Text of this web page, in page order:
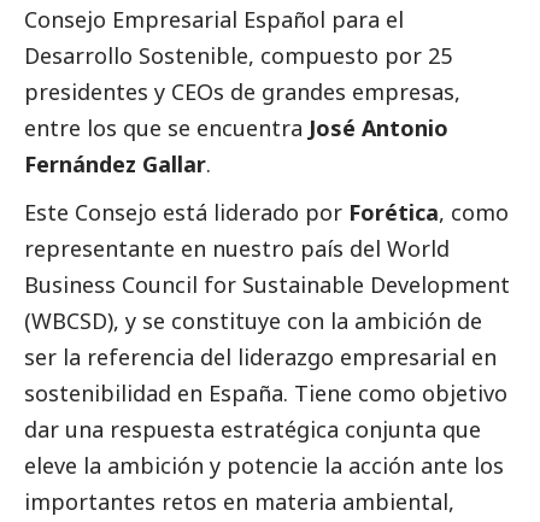
Consejo Empresarial Español para el
Desarrollo Sostenible, compuesto por 25
presidentes y CEOs de grandes empresas,
entre los que se encuentra José Antonio
Fernández Gallar.
Este Consejo está liderado por Forética, como
representante en nuestro país del World
Business Council for Sustainable Development
(WBCSD), y se constituye con la ambición de
ser la referencia del liderazgo empresarial en
sostenibilidad en España. Tiene como objetivo
dar una respuesta estratégica conjunta que
eleve la ambición y potencie la acción ante los
importantes retos en materia ambiental,